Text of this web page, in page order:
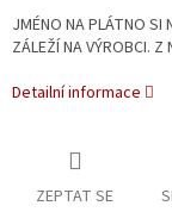
JMÉNO NA PLÁTNO SI
ZÁLEŽÍ NA VÝROBCI.
Detailní informace
ZEPTAT SE